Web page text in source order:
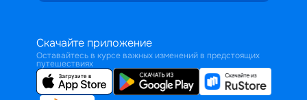
Скачайте приложение
Оставайтесь в курсе важных изменений в предстоящих
путешествиях